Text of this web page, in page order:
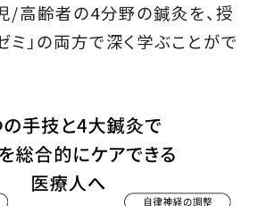
/高齢者の4分野の鍼灸を、授
ミ」の両方で深く学ぶことがで